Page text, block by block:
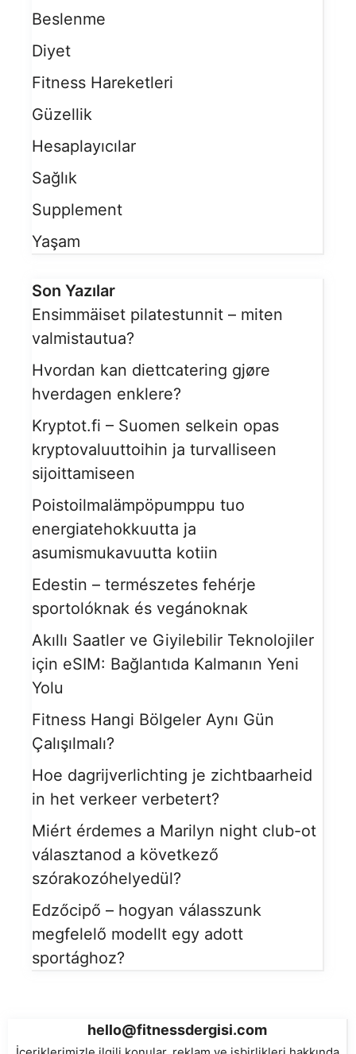
Beslenme
Diyet
Fitness Hareketleri
Güzellik
Hesaplayıcılar
Sağlık
Supplement
Yaşam
Son Yazılar
Ensimmäiset pilatestunnit – miten
valmistautua?
Hvordan kan diettcatering gjøre
hverdagen enklere?
Kryptot.fi – Suomen selkein opas
kryptovaluuttoihin ja turvalliseen
sijoittamiseen
Poistoilmalämpöpumppu tuo
energiatehokkuutta ja
asumismukavuutta kotiin
Edestin – természetes fehérje
sportolóknak és vegánoknak
Akıllı Saatler ve Giyilebilir Teknolojiler
için eSIM: Bağlantıda Kalmanın Yeni
Yolu
Fitness Hangi Bölgeler Aynı Gün
Çalışılmalı?
Hoe dagrijverlichting je zichtbaarheid
in het verkeer verbetert?
Miért érdemes a Marilyn night club-ot
választanod a következő
szórakozóhelyedül?
Edzőcipő – hogyan válasszunk
megfelelő modellt egy adott
sportághoz?
hello@fitnessdergisi.com